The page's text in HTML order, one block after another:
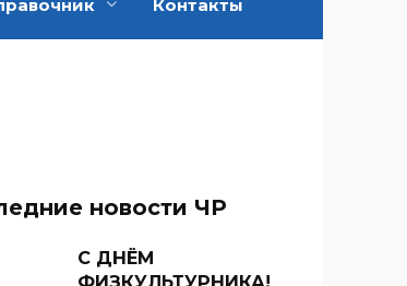
Контакты
новости ЧР
С ДНЁМ
ФИЗКУЛЬТУРНИКА!